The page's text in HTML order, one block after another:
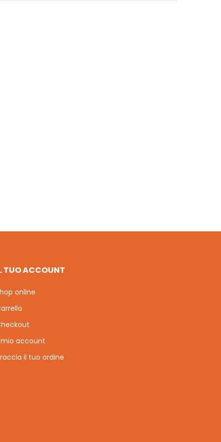
TUO ACCOUNT
online
mio account
il tuo ordine